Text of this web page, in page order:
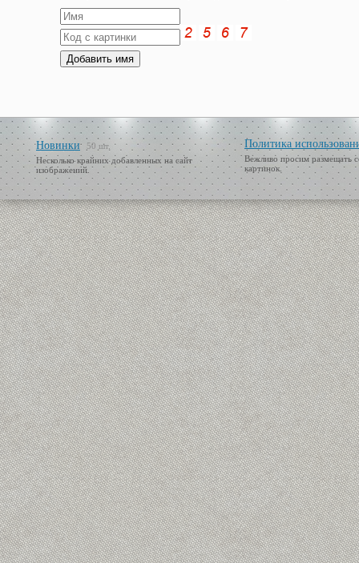
Новинки
50 шт.
Несколько крайних добавленных на сайт
изображений.
Политика
Вежливо просим размещать
картинок.